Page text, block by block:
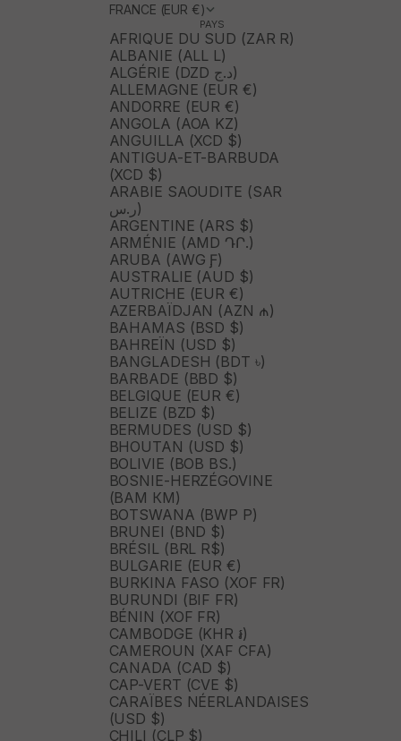
FRANCE (EUR €)
PAYS
AFRIQUE DU SUD (ZAR R)
ALBANIE (ALL L)
ALGÉRIE (DZD د.ج)
ALLEMAGNE (EUR €)
ANDORRE (EUR €)
ANGOLA (AOA KZ)
ANGUILLA (XCD $)
ANTIGUA-ET-BARBUDA
(XCD $)
ARABIE SAOUDITE (SAR
ر.س)
ARGENTINE (ARS $)
ARMÉNIE (AMD ԴՐ.)
ARUBA (AWG Ƒ)
AUSTRALIE (AUD $)
AUTRICHE (EUR €)
AZERBAÏDJAN (AZN ₼)
BAHAMAS (BSD $)
BAHREÏN (USD $)
BANGLADESH (BDT ৳)
BARBADE (BBD $)
BELGIQUE (EUR €)
BELIZE (BZD $)
BERMUDES (USD $)
BHOUTAN (USD $)
BOLIVIE (BOB BS.)
BOSNIE-HERZÉGOVINE
(BAM КМ)
BOTSWANA (BWP P)
BRUNEI (BND $)
BRÉSIL (BRL R$)
BULGARIE (EUR €)
BURKINA FASO (XOF FR)
BURUNDI (BIF FR)
BÉNIN (XOF FR)
CAMBODGE (KHR ៛)
CAMEROUN (XAF CFA)
CANADA (CAD $)
CAP-VERT (CVE $)
CARAÏBES NÉERLANDAISES
(USD $)
CHILI (CLP $)